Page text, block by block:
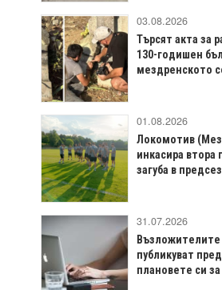
03.08.2026
Търсят акта за
130-годишен
мездренското
01.08.2026
Локомотив
инкасира втора
загуба в
31.07.2026
публикуват
плановете си